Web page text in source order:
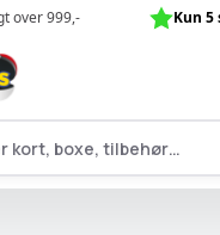
over 999,- Kun
kort, boxe, tilbehør…